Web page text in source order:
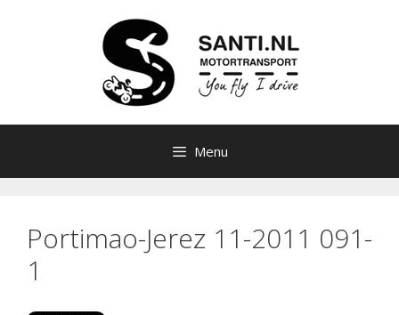
Menu
Portimao-Jerez 11-2011 091-
1